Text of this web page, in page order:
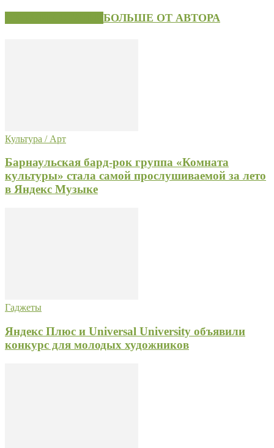
БОЛЬШЕ ОТ АВТОРА
Культура / Арт
Барнаульская бард-рок группа «Комната
культуры» стала самой прослушиваемой за лето
в Яндекс Музыке
Гаджеты
Яндекс Плюс и Universal University объявили
конкурс для молодых художников